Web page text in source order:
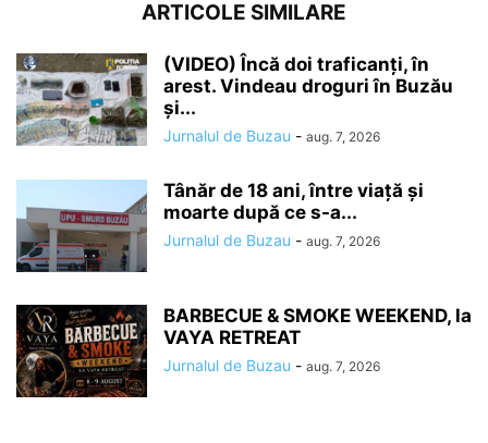
ARTICOLE SIMILARE
(VIDEO) Încă doi traficanți, în
arest. Vindeau droguri în Buzău
și...
Jurnalul de Buzau - aug. 7, 2026
Tânăr de 18 ani, între viață și
moarte după ce s-a...
Jurnalul de Buzau - aug. 7, 2026
BARBECUE & SMOKE WEEKEND, la
VAYA RETREAT
Jurnalul de Buzau - aug. 7, 2026